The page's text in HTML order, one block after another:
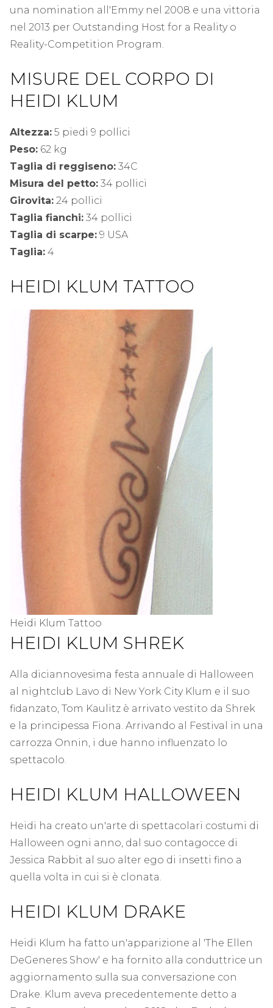
una nomination all'Emmy nel 2008 e una vittoria
nel 2013 per Outstanding Host for a Reality o
Reality-Competition Program.
MISURE DEL CORPO DI
HEIDI KLUM
Altezza: 5 piedi 9 pollici
Peso: 62 kg
Taglia di reggiseno: 34C
Misura del petto: 34 pollici
Girovita: 24 pollici
Taglia fianchi: 34 pollici
Taglia di scarpe: 9 USA
Taglia: 4
HEIDI KLUM TATTOO
Heidi Klum Tattoo
HEIDI KLUM SHREK
Alla diciannovesima festa annuale di Halloween
al nightclub Lavo di New York City Klum e il suo
fidanzato, Tom Kaulitz è arrivato vestito da Shrek
e la principessa Fiona. Arrivando al Festival in una
carrozza Onnin, i due hanno influenzato lo
spettacolo.
HEIDI KLUM HALLOWEEN
Heidi ha creato un'arte di spettacolari costumi di
Halloween ogni anno, dal suo contagocce di
Jessica Rabbit al suo alter ego di insetti fino a
quella volta in cui si è clonata.
HEIDI KLUM DRAKE
Heidi Klum ha fatto un'apparizione al 'The Ellen
DeGeneres Show' e ha fornito alla conduttrice un
aggiornamento sulla sua conversazione con
Drake. Klum aveva precedentemente detto a